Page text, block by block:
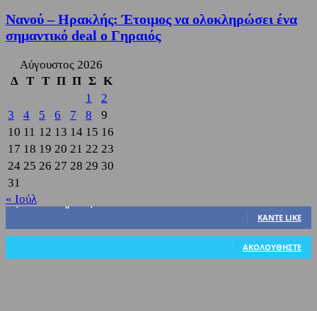
Νανού – Ηρακλής: Έτοιμος να ολοκληρώσει ένα
σημαντικό deal ο Γηραιός
Αύγουστος 2026
Δ
Τ Τ Π Π Σ Κ
1
2
3
4 5 6 7 8
9
10 11 12 13 14 15 16
17 18 19 20 21 22 23
24 25 26 27 28 29 30
31
« Ιούλ
3,822
ΚΆΝΤΕ LIKE
ΑΚΟΛΟΥΘΉΣΤΕ